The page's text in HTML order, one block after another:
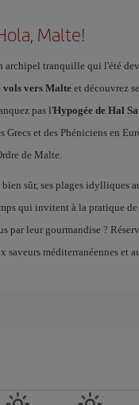
Malte!
archipel tranquille qui l'été
vols vers Malteet découvrez
pas l'Hypogée de Hal
Grecs et des Phéniciens en
de Malte.
bien sûr, ses plages idylliques
qui invitent à la pratique
par leur gourmandise ?
saveurs méditerranéennes et